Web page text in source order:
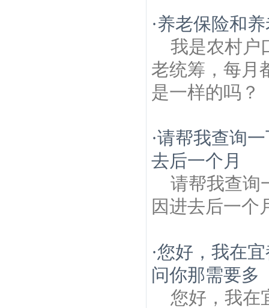
·养老保险和
我是农村户
老统筹，每月
是一样的吗？
·请帮我查询
去后一个月
请帮我查询
因进去后一个
·您好，我在
问你那需要多
您好，我在